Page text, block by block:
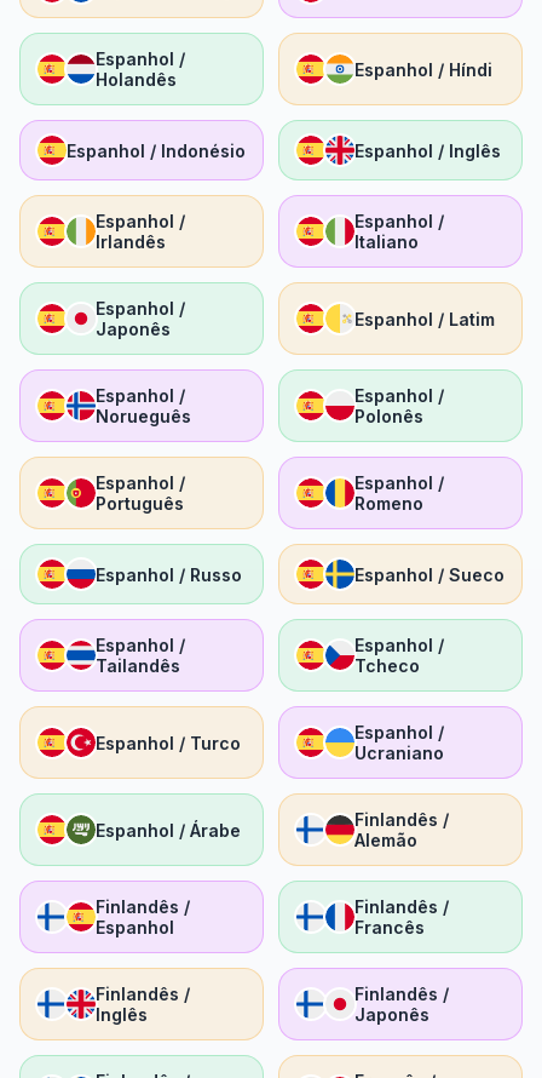
Espanhol /
Holandês
Espanhol / Híndi
Espanhol / Indonésio Espanhol / Inglês
Espanhol /
Irlandês
Espanhol /
Italiano
Espanhol /
Japonês
Espanhol / Latim
Espanhol /
Norueguês
Espanhol /
Polonês
Espanhol /
Português
Espanhol /
Romeno
Espanhol / Russo Espanhol / Sueco
Espanhol /
Tailandês
Espanhol /
Tcheco
Espanhol / Turco
Espanhol /
Ucraniano
Espanhol / Árabe
Finlandês /
Alemão
Finlandês /
Espanhol
Finlandês /
Francês
Finlandês /
Inglês
Finlandês /
Japonês